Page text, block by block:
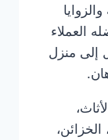
العملاء
إلى منزل
الخزائن،